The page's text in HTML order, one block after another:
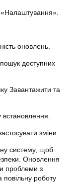
«Налаштування».
оновлень.
доступних
Завантажити та
зміни.
систему, щоб
Оновлення
проблеми з
повільну роботу